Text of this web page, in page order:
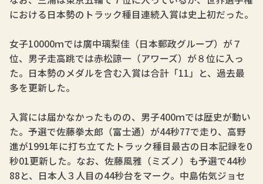
における日本勢のトラック種目連続入賞は史上初だった。
女子10000ｍでは廣中璃梨佳（日本郵政グループ）が７
位、男子走高跳では赤松諒一（アワーズ）が８位に入っ
た。日本勢のメダルを含む入賞は合計「11」と、過去最
多を更新した。
入賞には届かなかったものの、男子400ｍでは歴史が動い
た。予選で佐藤拳太郎（富士通）が44秒77で走り、高野
進が1991年に打ち立てたトラック種目最古の日本記録を0
秒01更新した。なお、佐藤風雅（ミズノ）も予選で44秒
88と、日本人３人目の44秒台をマーク。中島佑気ジョセ